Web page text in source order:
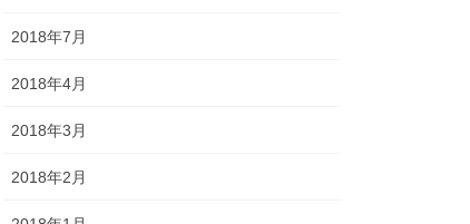
2018年7月
2018年4月
2018年3月
2018年2月